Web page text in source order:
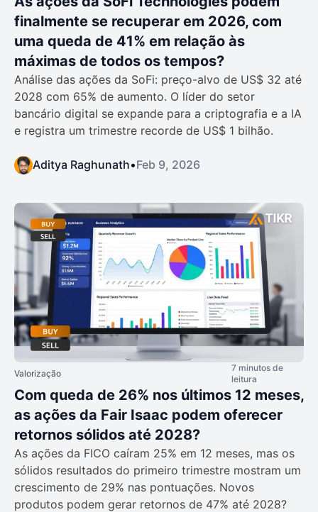
finalmente se recuperar em 2026, com
uma queda de 41% em relação às
máximas de todos os tempos?
Análise das ações da SoFi: preço-alvo de US$ 32 até
2028 com 65% de aumento. O líder do setor
bancário digital se expande para a criptografia e a IA
e registra um trimestre recorde de US$ 1 bilhão.
Aditya Raghunath•Feb 9, 2026
Valorização
7 minutos de
leitura
Com queda de 26% nos últimos 12 meses,
as ações da Fair Isaac podem oferecer
retornos sólidos até 2028?
As ações da FICO caíram 25% em 12 meses, mas os
sólidos resultados do primeiro trimestre mostram um
crescimento de 29% nas pontuações. Novos
produtos podem gerar retornos de 47% até 2028?